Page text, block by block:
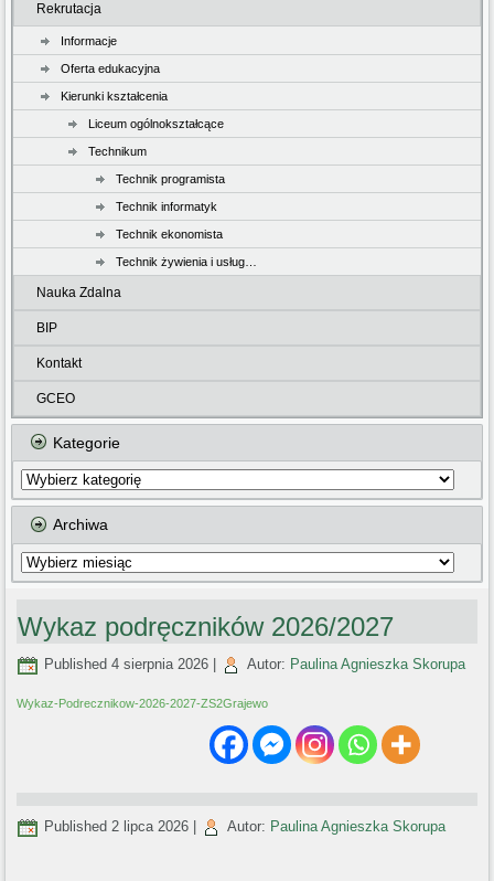
Rekrutacja
Informacje
Oferta edukacyjna
Kierunki kształcenia
Liceum ogólnokształcące
Technikum
Technik programista
Technik informatyk
Technik ekonomista
Technik żywienia i usług…
Nauka Zdalna
BIP
Kontakt
GCEO
Kategorie
Kategorie
Archiwa
Archiwa
Wykaz podręczników 2026/2027
Published 4 sierpnia 2026 Autor: Paulina Agnieszka Skorupa
Wykaz-Podrecznikow-2026-2027-ZS2Grajewo
Published 2 lipca 2026 Autor: Paulina Agnieszka Skorupa